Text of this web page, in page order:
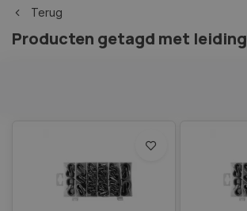
Terug
Producten getagd met leiding